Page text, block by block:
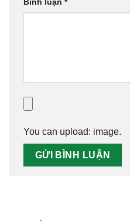
Bình luận *
You can upload: image.